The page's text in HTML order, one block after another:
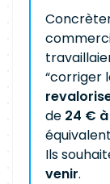
“corriger
de 24 € à
Ils
venir.